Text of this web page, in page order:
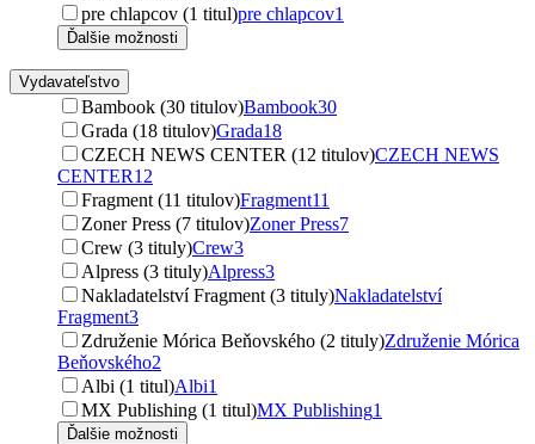
pre chlapcov (1 titul)pre chlapcov1
Ďalšie možnosti
Vydavateľstvo
Bambook (30 titulov)Bambook30
Grada (18 titulov)Grada18
CZECH NEWS CENTER (12 titulov)CZECH NEWS
CENTER12
Fragment (11 titulov)Fragment11
Zoner Press (7 titulov)Zoner Press7
Crew (3 tituly)Crew3
Alpress (3 tituly)Alpress3
Nakladatelství Fragment (3 tituly)Nakladatelství
Fragment3
Združenie Mórica Beňovského (2 tituly)Združenie Mórica
Beňovského2
Albi (1 titul)Albi1
MX Publishing (1 titul)MX Publishing1
Ďalšie možnosti